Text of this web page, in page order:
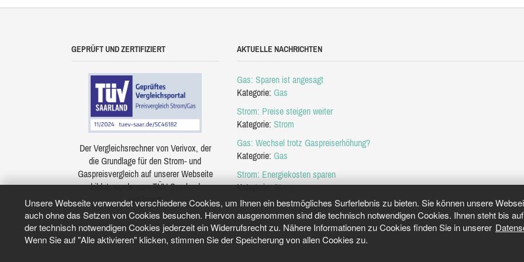
Unsere Webseite verwendet verschiedene Cookies, um Ihnen ein bestmögliches Surferlebnis zu bieten. Sie können unsere
auch ohne das Setzen von Cookies besuchen. Hiervon ausgenommen sind die technisch notwendigen Cookies. Ihnen steht bis
der technisch notwendigen Cookies jederzeit ein Widerrufsrecht zu. Nähere Informationen zu Cookies finden Sie in unserer
Wenn Sie auf "Alle aktivieren" klicken, stimmen Sie der Speicherung von allen Cookies zu.
GEPRÜFT UND ZERTIFIZIERT
Der Vergleichsrechner von Verivox, der
die Grundlage für den Strom- und
Gaspreisvergleich auf unserer Webseite
bildet, wurde vom TÜV Saarland
zertifiziert.
AKTUELLE NACHRICHTEN
Gas: Sparen ist angesagt
Kategorie: Gas
Strom: Preise steigen weiter
Kategorie: Strom
Gas: Wechsel trotz Gaspreiserhöhung?
Kategorie: Gas
Strom: Energiekosten sparen
Kategorie:Strom